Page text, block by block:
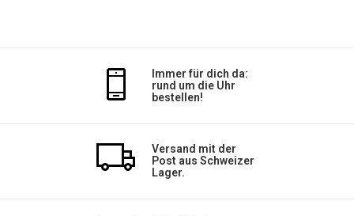
Immer für dich da:
rund um die Uhr
bestellen!
Versand mit der
Post aus Schweizer
Lager.